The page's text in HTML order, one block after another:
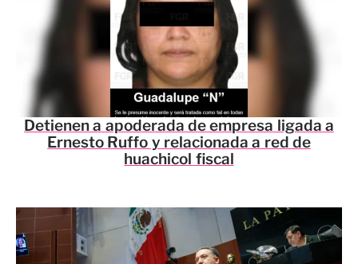
Detienen a apoderada de empresa ligada a
Ernesto Ruffo y relacionada a red de
huachicol fiscal